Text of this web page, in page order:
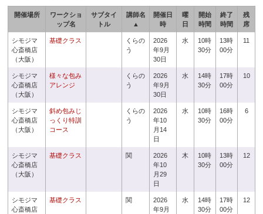
開催場所
ワークショ
ップ名
サブタイ
トル
講師名
▲
開催日
時
曜
日
開始
時間
終了
時間
残
席
シモジマ
心斎橋店
（大阪）
基礎クラス
くらの
う
2026
年9月
30日
水
10時
30分
13時
00分
11
シモジマ
心斎橋店
（大阪）
様々な包み
アレンジ
くらの
う
2026
年9月
30日
水
14時
30分
17時
00分
10
シモジマ
心斎橋店
（大阪）
斜め包みじ
っくり特訓
コース
くらの
う
2026
年10
月14
日
水
10時
30分
16時
00分
6
シモジマ
心斎橋店
（大阪）
基礎クラス 関
2026
年10
月29
日
木
10時
30分
13時
00分
12
シモジマ
心斎橋店
基礎クラス 関
2026
年9月
水
14時
30分
17時
00分
12